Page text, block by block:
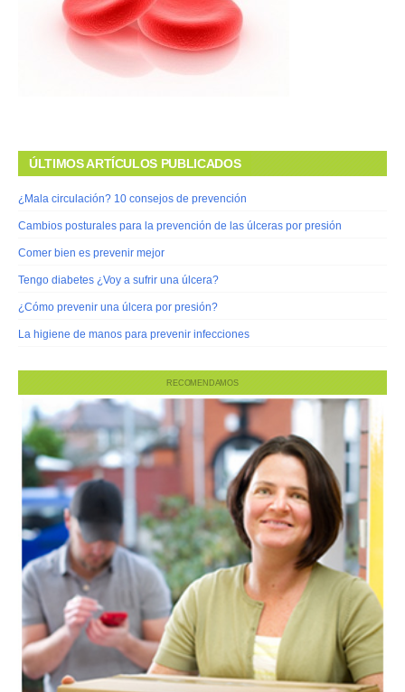
ÚLTIMOS ARTÍCULOS PUBLICADOS
¿Mala circulación? 10 consejos de prevención
Cambios posturales para la prevención de las úlceras por presión
Comer bien es prevenir mejor
Tengo diabetes ¿Voy a sufrir una úlcera?
¿Cómo prevenir una úlcera por presión?
La higiene de manos para prevenir infecciones
RECOMENDAMOS